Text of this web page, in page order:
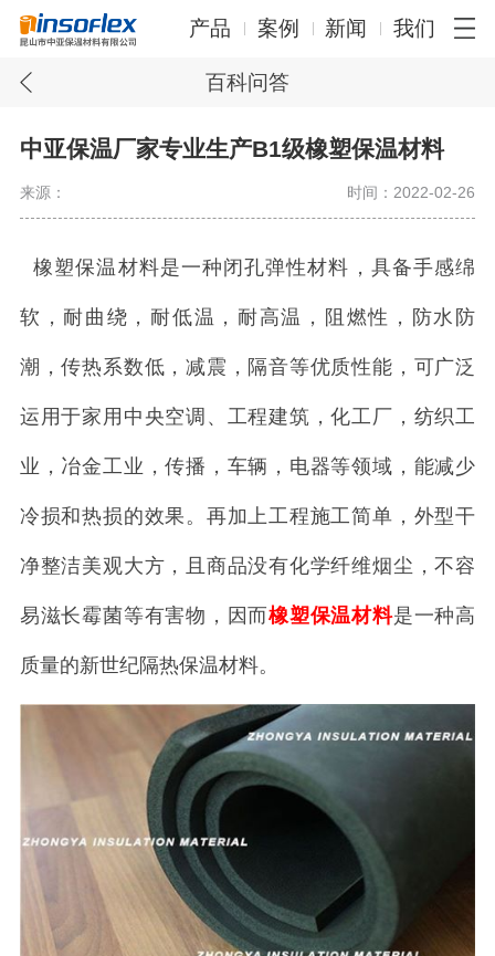
产品 案例 新闻 我们
百科问答
中亚保温厂家专业生产B1级橡塑保温材料
来源： 时间：2022-02-26
橡塑保温材料是一种闭孔弹性材料，具备手感绵
软，耐曲绕，耐低温，耐高温，阻燃性，防水防
潮，传热系数低，减震，隔音等优质性能，可广泛
运用于家用中央空调、工程建筑，化工厂，纺织工
业，冶金工业，传播，车辆，电器等领域，能减少
冷损和热损的效果。再加上工程施工简单，外型干
净整洁美观大方，且商品没有化学纤维烟尘，不容
易滋长霉菌等有害物，因而橡塑保温材料是一种高
质量的新世纪隔热保温材料。